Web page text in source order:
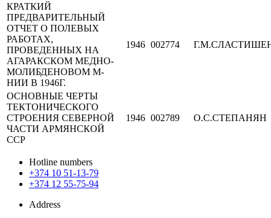
КРАТКИЙ
ПРЕДВАРИТЕЛЬНЫЙ
ОТЧЕТ О ПОЛЕВЫХ
РАБОТАХ,
ПРОВЕДЕННЫХ НА
АГАРАКСКОМ МЕДНО-
МОЛИБДЕНОВОМ М-
НИИ В 1946Г.
1946 002774
ОСНОВНЫЕ ЧЕРТЫ
ТЕКТОНИЧЕСКОГО
СТРОЕНИЯ СЕВЕРНОЙ
ЧАСТИ АРМЯНСКОЙ
ССР
1946 002789 О.С.СТЕПАНЯН
Hotline numbers
+374 10 51-13-79
+374 12 55-75-94
Address